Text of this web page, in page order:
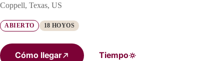
Coppell, Texas, US
ABIERTO 18 HOYOS
Cómo llegar Tiempo